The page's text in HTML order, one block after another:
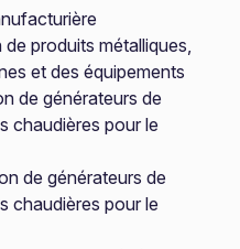
produits métalliques,
et des équipements
de générateurs de
chaudières pour le
de générateurs de
chaudières pour le